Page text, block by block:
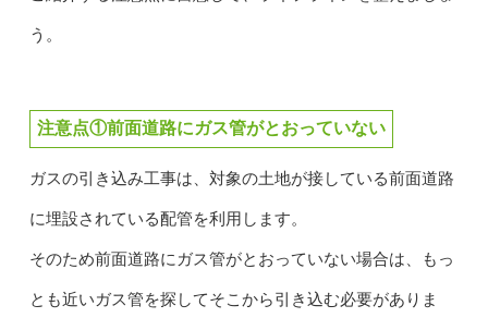
う。
注意点①前面道路にガス管がとおっていない
ガスの引き込み工事は、対象の土地が接している前面道路
に埋設されている配管を利用します。
そのため前面道路にガス管がとおっていない場合は、もっ
とも近いガス管を探してそこから引き込む必要がありま